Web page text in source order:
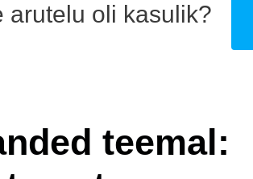
arutelu oli kasulik?
teemal: